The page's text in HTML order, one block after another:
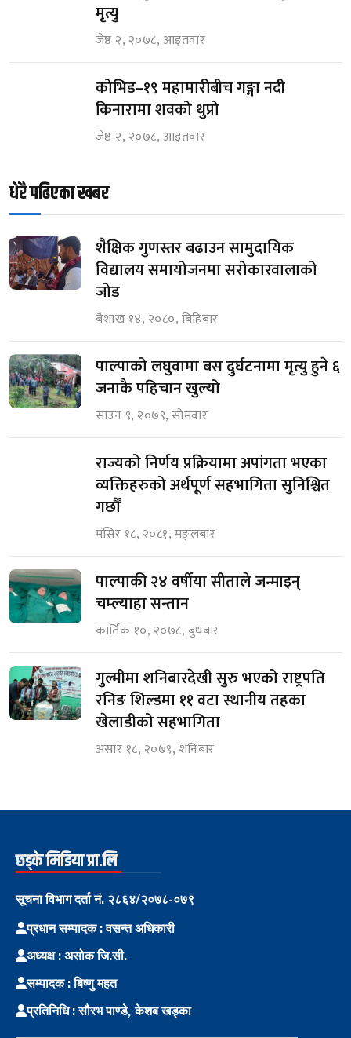
मृत्यु
जेष्ठ २, २०७८, आइतवार
कोभिड–१९ महामारीबीच गङ्गा नदी
किनारामा शवको थुप्रो
जेष्ठ २, २०७८, आइतवार
धेरै पढिएका खबर
शैक्षिक गुणस्तर बढाउन सामुदायिक
विद्यालय समायोजनमा सरोकारवालाको
जोड
बैशाख १४, २०८०, बिहिबार
पाल्पाको लघुवामा बस दुर्घटनामा मृत्यु हुने ६
जनाकै पहिचान खुल्यो
साउन ९, २०७९, सोमवार
राज्यको निर्णय प्रक्रियामा अपांगता भएका
व्यक्तिहरुको अर्थपूर्ण सहभागिता सुनिश्चित
गर्छौं
मंसिर १८, २०८१, मङ्लबार
पाल्पाकी २४ वर्षीया सीताले जन्माइन्
चम्ल्याहा सन्तान
कार्तिक १०, २०७८, बुधबार
गुल्मीमा शनिबारदेखी सुरु भएको राष्ट्रपति
रनिङ शिल्डमा ११ वटा स्थानीय तहका
खेलाडीको सहभागिता
असार १८, २०७९, शनिबार
छ्ड्के मिडिया प्रा.लि
सूचना विभाग दर्ता नं. २८६४/२०७८-०७९
प्रधान सम्पादक : वसन्त अधिकारी
अध्यक्ष : असोक जि.सी.
सम्पादक : बिष्णु महत
प्रतिनिधि : सौरभ पाण्डे, केशब खड्का